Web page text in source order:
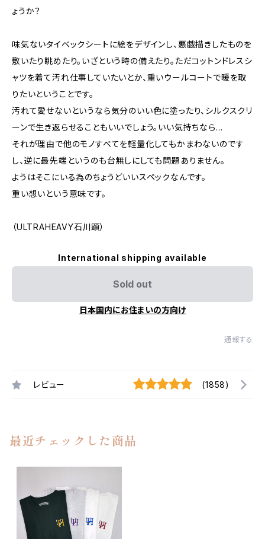
ょうか？
味気ないタイベックシートに絵をデザインし、悪戯描きしたものを
敷いたり眺めたり。いざという時の備えたり。ただコットンドレスシ
ャツを着て汚れ仕事していたいとか、重いウールコートで暖を取
りたいということです。
汚れて愛せないというなら気分のいい色に塗ったり、シルクスクリ
ーンで生き返らせることもいいでしょう。いい気持ちなら…
それが理由で他のモノすべてを軽量化してもかまわないのです
し、逆に最先端というのも台無しにしても問題ありません。
ようはそこにいる為のちょうどいいスペックなんです。
重い想いという意味です。
（ULTRAHEAVY石川顕）
International shipping available
Sold out
日本国内にお住まいの方向け
通報する
レビュー (1858)
最近チェックした商品